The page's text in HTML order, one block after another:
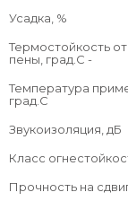
Правила
В процессе
периодически
Свежую пену можно
«Premium».
Усадка, %
Термостойкость
пены, град.C -
Температура
град.C
Звукоизоляция, дБ
Класс
Прочность на